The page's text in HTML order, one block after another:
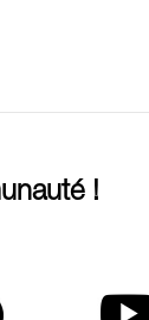
!